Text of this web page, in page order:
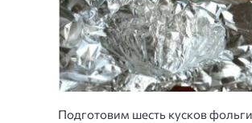
Подготовим шесть кусков